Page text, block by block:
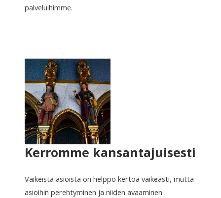
palveluihimme.
Kerromme kansantajuisesti
Vaikeista asioista on helppo kertoa vaikeasti, mutta
asioihin perehtyminen ja niiden avaaminen